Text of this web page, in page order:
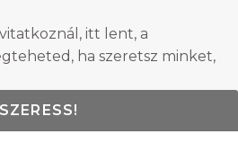
itt lent, a
ha szeretsz minket,